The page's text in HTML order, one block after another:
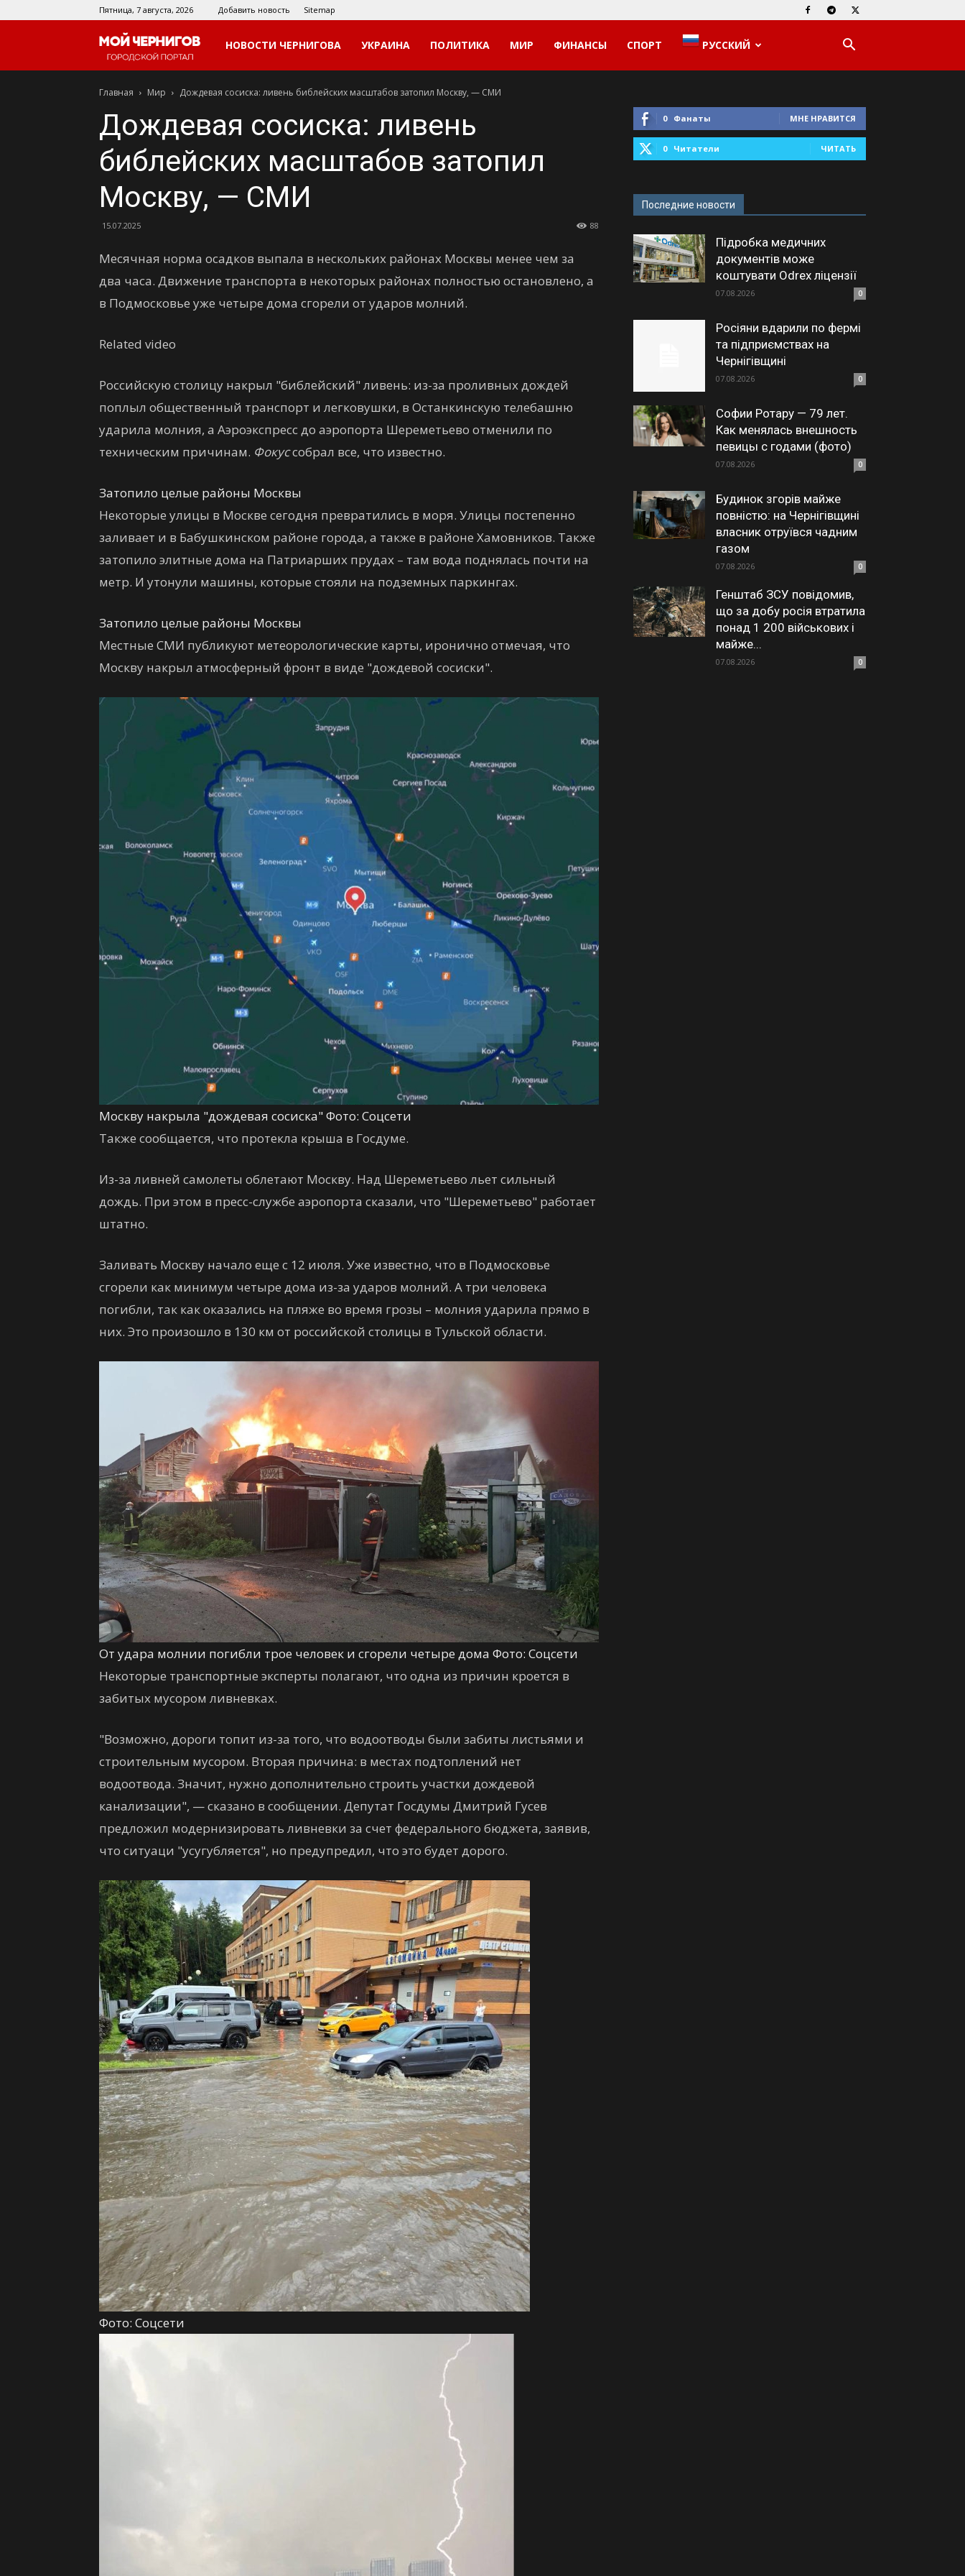
Пятница, 7 августа, 2026 Добавить новость Sitemap
Мой
Чернигов
НОВОСТИ ЧЕРНИГОВА УКРАИНА ПОЛИТИКА МИР ФИНАНСЫ СПОРТ РУССКИЙ
Главная Мир Дождевая сосиска: ливень библейских масштабов затопил Москву, — СМИ
Дождевая сосиска: ливень
библейских масштабов затопил
Москву, — СМИ
15.07.2025 88
Месячная норма осадков выпала в нескольких районах Москвы менее чем за
два часа. Движение транспорта в некоторых районах полностью остановлено, а
в Подмосковье уже четыре дома сгорели от ударов молний.
Related video
Российскую столицу накрыл "библейский" ливень: из-за проливных дождей
поплыл общественный транспорт и легковушки, в Останкинскую телебашню
ударила молния, а Аэроэкспресс до аэропорта Шереметьево отменили по
техническим причинам. Фокуссобрал все, что известно.
Затопило целые районы Москвы
Некоторые улицы в Москве сегодня превратились в моря. Улицы постепенно
заливает и в Бабушкинском районе города, а также в районе Хамовников. Также
затопило элитные дома на Патриарших прудах – там вода поднялась почти на
метр. И утонули машины, которые стояли на подземных паркингах.
Затопило целые районы Москвы
Местные СМИ публикуют метеорологические карты, иронично отмечая, что
Москву накрыл атмосферный фронт в виде "дождевой сосиски".
Москву накрыла "дождевая сосиска" Фото: Соцсети
Также сообщается, что протекла крыша в Госдуме.
Из-за ливней самолеты облетают Москву. Над Шереметьево льет сильный
дождь. При этом в пресс-службе аэропорта сказали, что "Шереметьево" работает
штатно.
Заливать Москву начало еще с 12 июля. Уже известно, что в Подмосковье
сгорели как минимум четыре дома из-за ударов молний. А три человека
погибли, так как оказались на пляже во время грозы – молния ударила прямо в
них. Это произошло в 130 км от российской столицы в Тульской области.
От удара молнии погибли трое человек и сгорели четыре дома Фото: Соцсети
Некоторые транспортные эксперты полагают, что одна из причин кроется в
забитых мусором ливневках.
"Возможно, дороги топит из-за того, что водоотводы были забиты листьями и
строительным мусором. Вторая причина: в местах подтоплений нет
водоотвода. Значит, нужно дополнительно строить участки дождевой
канализации", — сказано в сообщении. Депутат Госдумы Дмитрий Гусев
предложил модернизировать ливневки за счет федерального бюджета, заявив,
что ситуаци "усугубляется", но предупредил, что это будет дорого.
Фото: Соцсети
0 Фанаты МНЕ НРАВИТСЯ
0 Читатели ЧИТАТЬ
Последние новости
Підробка медичних
документів може
коштувати Odrex ліцензії
07.08.2026 0
Росіяни вдарили по фермі
та підприємствах на
Чернігівщині
07.08.2026 0
Софии Ротару — 79 лет.
Как менялась внешность
певицы с годами (фото)
07.08.2026 0
Будинок згорів майже
повністю: на Чернігівщині
власник отруївся чадним
газом
07.08.2026 0
Генштаб ЗСУ повідомив,
що за добу росія втратила
понад 1 200 військових і
майже...
07.08.2026 0